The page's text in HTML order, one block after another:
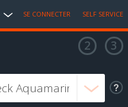
SE CONNECTER SELF SERVICE